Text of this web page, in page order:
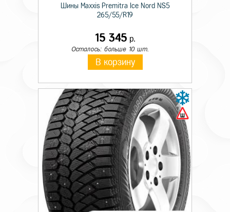
Шины Maxxis Premitra Ice Nord NS5
265/55/R19
15 345р.
Осталось: больше 10 шт.
В корзину